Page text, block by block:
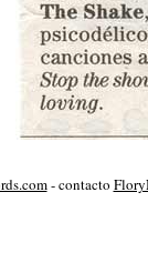
- contacto